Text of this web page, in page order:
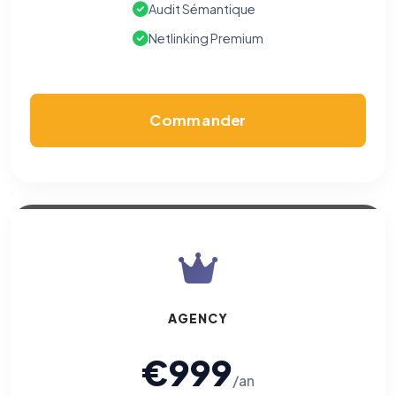
Audit Sémantique
Netlinking Premium
Commander
AGENCY
€999/an